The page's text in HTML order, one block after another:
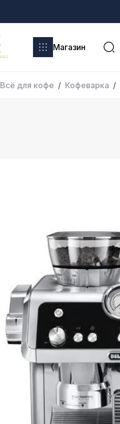
Магазин
Всё для кофе Кофеварка